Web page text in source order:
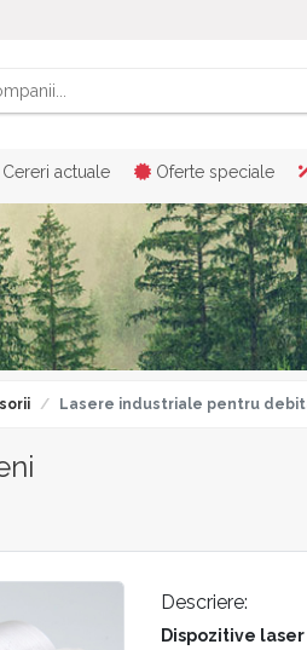
Cereri actuale Oferte speciale
Lasere industriale pentru
Descriere:
Dispozitive